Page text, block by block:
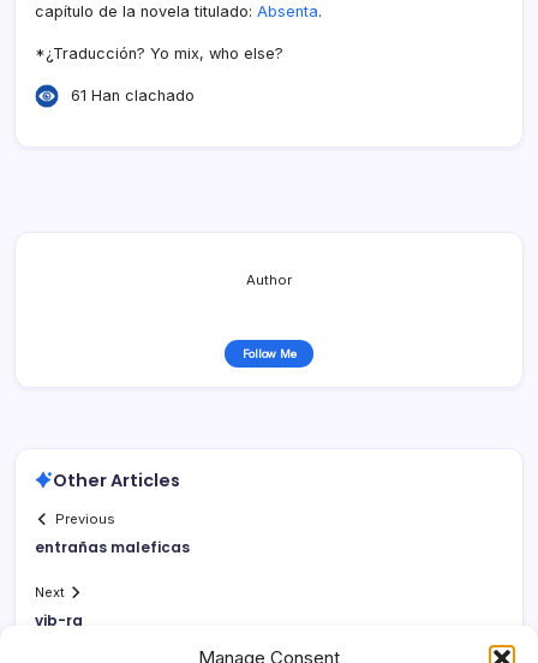
Manage Consent
capí­tulo de la novela titulado: Absenta.
*¿Traducción? Yo mix, who else?
61 Han clachado
Author
Follow Me
Other Articles
Previous
entrañas maleficas
Next
vib-ra